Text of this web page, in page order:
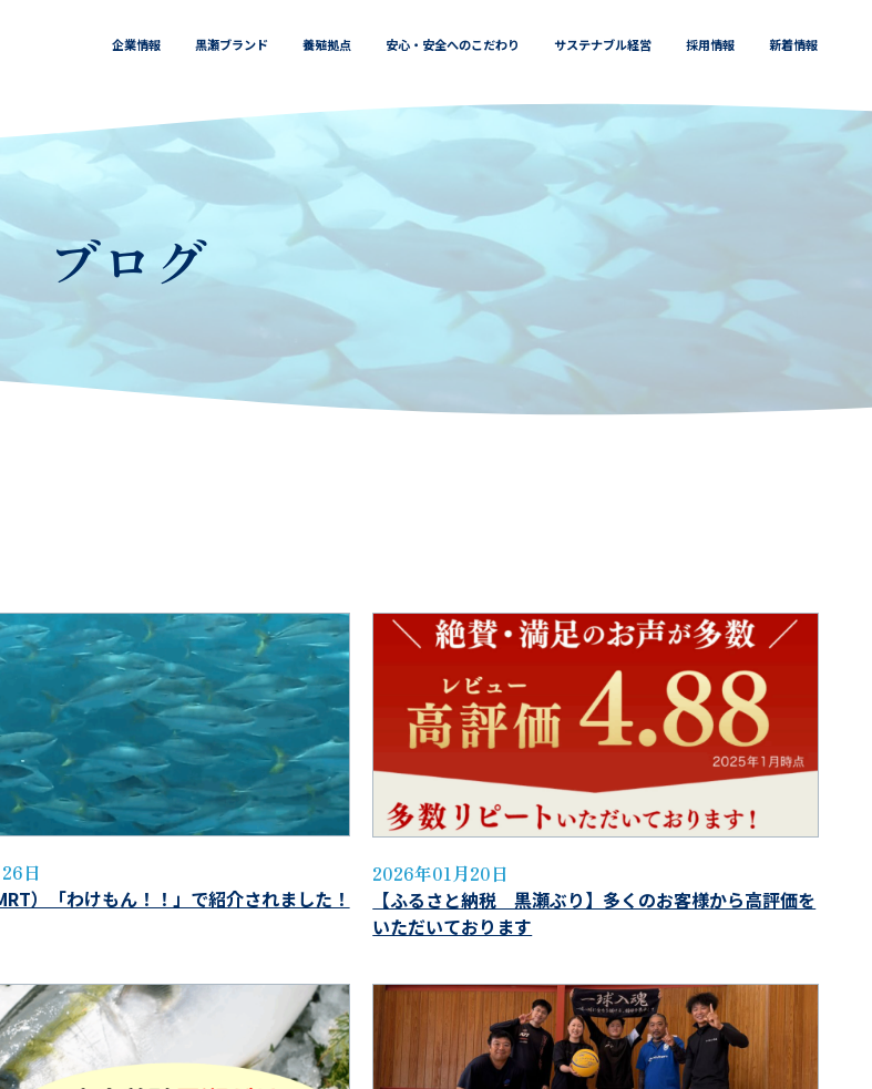
企業情報 黒瀬ブランド 養殖拠点 安心・安全へのこだわり サステナブル経営 採用情報 新着情報
ブログ
日
）「わけもん！！」で紹介されました！
2026年01月20日
【ふるさと納税 黒瀬ぶり】多くのお客様から高評価を
いただいております